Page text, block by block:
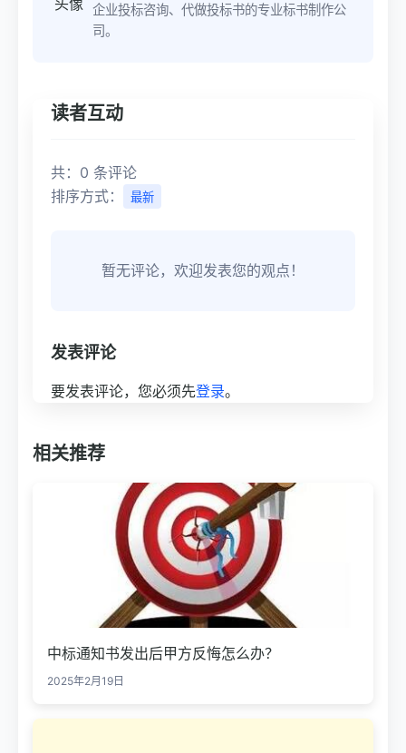
企业投标咨询、代做投标书的专业标书制作公
司。
读者互动
共：0 条评论
排序方式：
最新
暂无评论，欢迎发表您的观点！
发表评论
要发表评论，您必须先登录。
相关推荐
中标通知书发出后甲方反悔怎么办？
2025年2月19日